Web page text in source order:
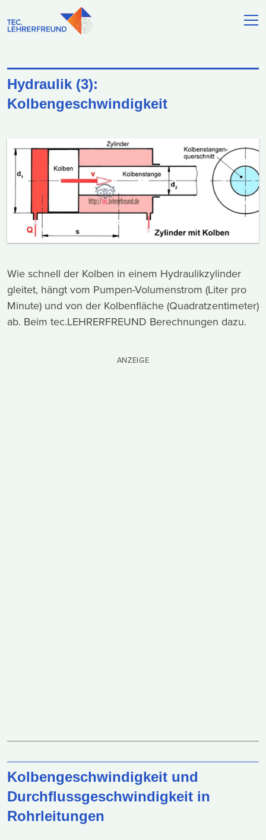
Hydraulik (3):
Kolbengeschwindigkeit
Wie schnell der Kolben in einem Hydraulikzylinder
gleitet, hängt vom Pumpen-Volumenstrom (Liter pro
Minute) und von der Kolbenfläche (Quadratzentimeter)
ab. Beim tec.LEHRERFREUND Berechnungen dazu.
ANZEIGE
Kolbengeschwindigkeit und
Durchflussgeschwindigkeit in
Rohrleitungen